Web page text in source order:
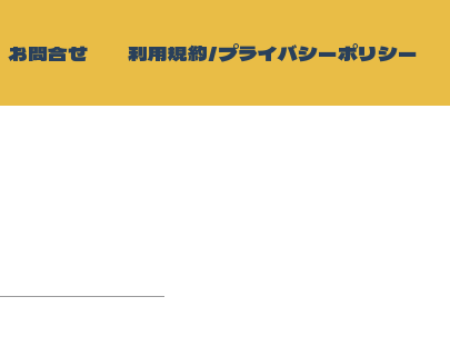
お問合せ 利用規約/プライバシーポリシー